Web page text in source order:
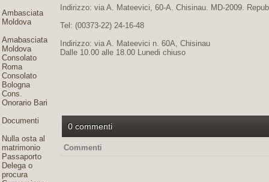
Ambasciata
Moldova
Amabasciata
Moldova
Consolato
Roma
Consolato
Bologna
Cons.
Onorario Bari
Documenti
Nulla osta al
matrimonio
Passaporto
Delega o
procura
Indirizzo: via A. Mateevici, 60-A. Chisinau. MD-2009.
Tel: (00373-22) 24-16-48
Indirizzo: via A. Mateevici n. 60A, Chisinau
Dalle 10.00 alle 18.00 Lunedi chiuso
0 commenti
Commenti